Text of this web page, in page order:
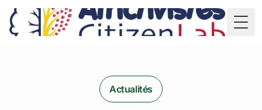
TD
Actualités